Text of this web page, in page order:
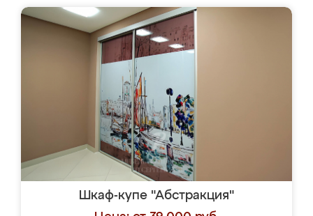
Шкаф-купе "Абстракция"